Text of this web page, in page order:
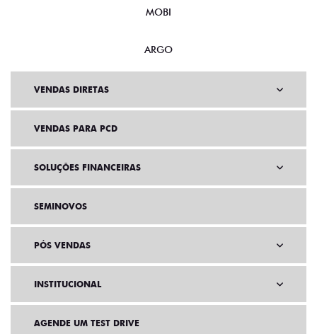
MOBI
ARGO
VENDAS DIRETAS
VENDAS PARA PCD
SOLUÇÕES FINANCEIRAS
SEMINOVOS
PÓS VENDAS
INSTITUCIONAL
AGENDE UM TEST DRIVE